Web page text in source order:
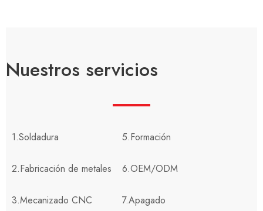
Nuestros servicios
1.Soldadura
2.Fabricación de metales
3.Mecanizado CNC
5.Formación
6.OEM/ODM
7.Apagado